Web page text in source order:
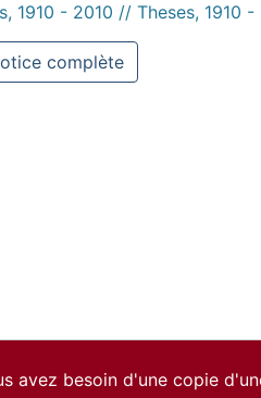
1910 - 2010 // Theses, 1910 -
complète
avez besoin d'une copie